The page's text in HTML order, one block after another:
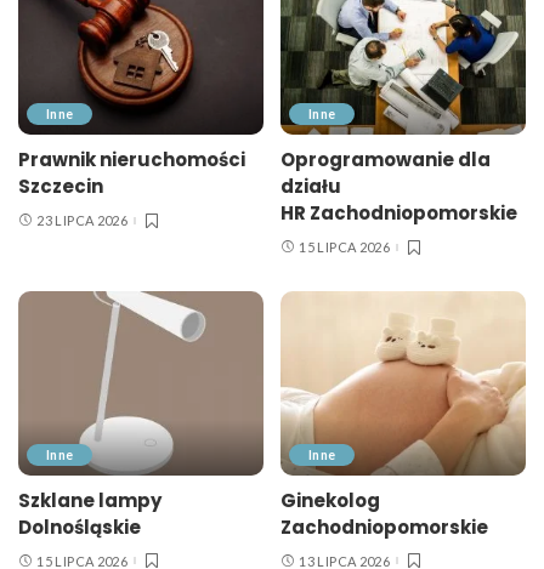
Inne
Prawnik nieruchomości
Szczecin
23 LIPCA 2026
Inne
Oprogramowanie dla
działu
HR Zachodniopomorskie
15 LIPCA 2026
Inne
Szklane lampy
Dolnośląskie
15 LIPCA 2026
Inne
Ginekolog
Zachodniopomorskie
13 LIPCA 2026